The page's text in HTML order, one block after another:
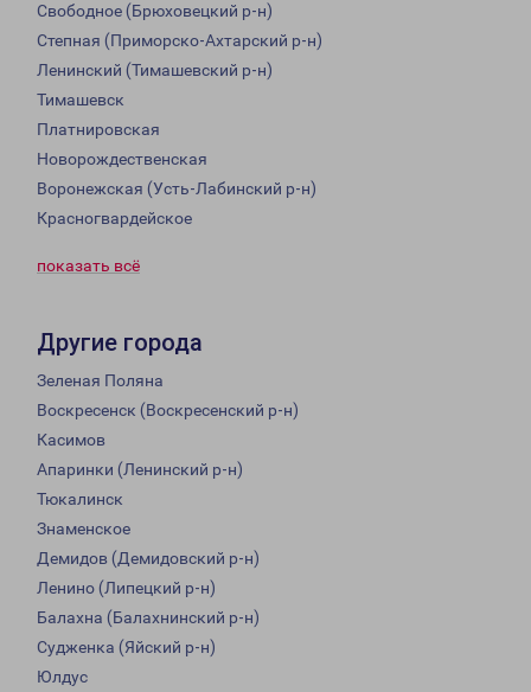
Свободное (Брюховецкий р-н)
Степная (Приморско-Ахтарский р-н)
Ленинский (Тимашевский р-н)
Тимашевск
Платнировская
Новорождественская
Воронежская (Усть-Лабинский р-н)
Красногвардейское
показать всё
Другие города
Зеленая Поляна
Воскресенск (Воскресенский р-н)
Касимов
Апаринки (Ленинский р-н)
Тюкалинск
Знаменское
Демидов (Демидовский р-н)
Ленино (Липецкий р-н)
Балахна (Балахнинский р-н)
Судженка (Яйский р-н)
Юлдус